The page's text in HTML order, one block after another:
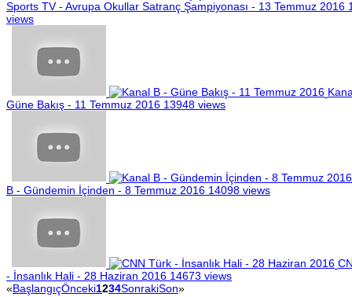
Sports TV - Avrupa Okullar Satranç Şampiyonası - 13 Temmuz 2016
views
Güne Bakış - 11 Temmuz 2016 13948 views
B - Gündemin İçinden - 8 Temmuz 2016 14098 views
- İnsanlık Hali - 28 Haziran 2016 14673 views
«BaşlangıçÖnceki1234SonrakiSon»